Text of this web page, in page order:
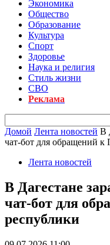
Экономика
Общество
Образование
Культура
Спорт
Здоровье
Наука и религия
Стиль жизни
СВО
Реклама
Домой Лента новостей В
чат-бот для обращений к
Лента новостей
В Дагестане
чат-бот для
республики